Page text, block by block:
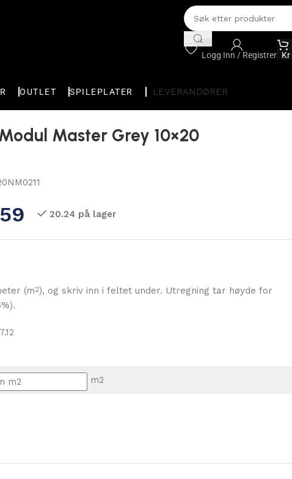
Logg Inn / Registrer Kr
OUTLET SPILEPLATER
LEVERANDØRER
Master Grey 10×20
20.24 på lager
(m2), og skriv inn i feltet under. Utregning tar høyde for
m2